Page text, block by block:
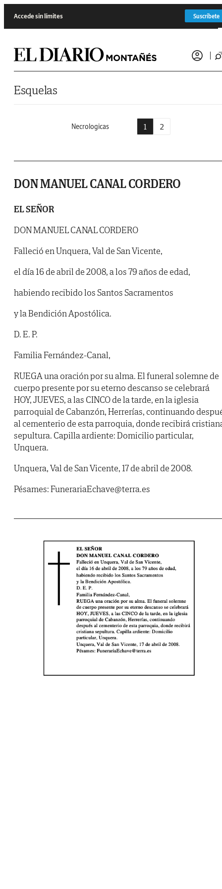
Accede sin límites Suscríbete
Esquelas
Necrologicas 1 2
DON MANUEL CANAL CORDERO
EL SEÑOR
DON MANUEL CANAL CORDERO
Falleció en Unquera, Val de San Vicente,
el día 16 de abril de 2008, a los 79 años de edad,
habiendo recibido los Santos Sacramentos
y la Bendición Apostólica.
D. E. P.
Familia Fernández-Canal,
RUEGA una oración por su alma. El funeral solemne de
cuerpo presente por su eterno descanso se celebrará
HOY, JUEVES, a las CINCO de la tarde, en la iglesia
parroquial de Cabanzón, Herrerías, continuando
al cementerio de esta parroquia, donde recibirá
sepultura. Capilla ardiente: Domicilio particular,
Unquera.
Unquera, Val de San Vicente, 17 de abril de 2008.
Pésames: FunerariaEchave@terra.es